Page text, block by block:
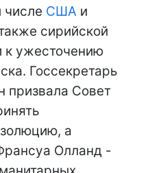
числе США и
сирийской
к ужесточению
Госсекретарь
призвала Совет
а
Олланд -